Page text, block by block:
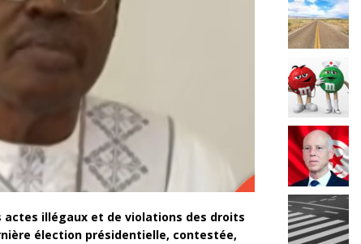
illégaux et de violations des droits
élection présidentielle, contestée,